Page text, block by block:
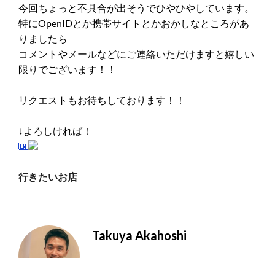
今回ちょっと不具合が出そうでひやひやしています。
特にOpenIDとか携帯サイトとかおかしなところがあ
りましたら
コメントや メールなどにご連絡いただけますと嬉しい
限りでございます！！
リクエストもお待ちしております！！
↓よろしければ！
行きたいお店
Takuya Akahoshi